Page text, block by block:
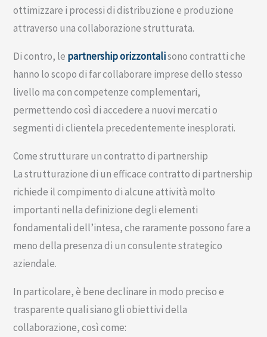
ottimizzare i processi di distribuzione e produzione
attraverso una collaborazione strutturata.
Di contro, le partnership orizzontalisono contratti che
hanno lo scopo di far collaborare imprese dello stesso
livello ma con competenze complementari,
permettendo così di accedere a nuovi mercati o
segmenti di clientela precedentemente inesplorati.
Come strutturare un contratto di partnership
La strutturazione di un efficace contratto di partnership
richiede il compimento di alcune attività molto
importanti nella definizione degli elementi
fondamentali dell’intesa, che raramente possono fare a
meno della presenza di un consulente strategico
aziendale.
In particolare, è bene declinare in modo preciso e
trasparente quali siano gli obiettivi della
collaborazione, così come: